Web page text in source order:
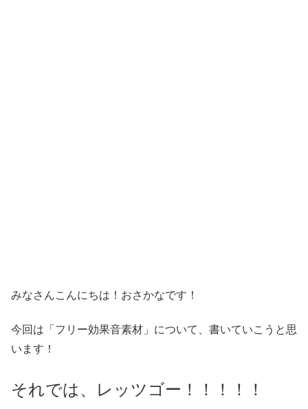
みなさんこんにちは！おさかなです！
今回は「フリー効果音素材」について、書いていこうと思
います！
それでは、レッツゴー！！！！！